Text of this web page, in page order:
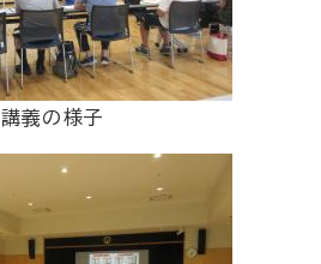
講義の様子